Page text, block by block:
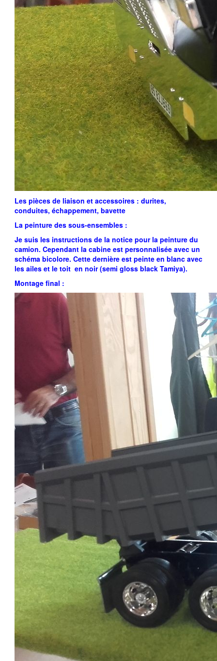
Les pièces de liaison et accessoires : durites,
conduites, échappement, bavette
La peinture des sous-ensembles :
Je suis les instructions de la notice pour la peinture du
camion. Cependant la cabine est personnalisée avec un
schéma bicolore. Cette dernière est peinte en blanc avec
les ailes et le toit en noir (semi gloss black Tamiya).
Montage final :